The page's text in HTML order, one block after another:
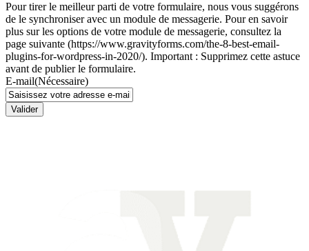
Pour tirer le meilleur parti de votre formulaire, nous vous suggérons
de le synchroniser avec un module de messagerie. Pour en savoir
plus sur les options de votre module de messagerie, consultez la
page suivante (https://www.gravityforms.com/the-8-best-email-
plugins-for-wordpress-in-2020/). Important : Supprimez cette astuce
avant de publier le formulaire.
E-mail(Nécessaire)
Valider